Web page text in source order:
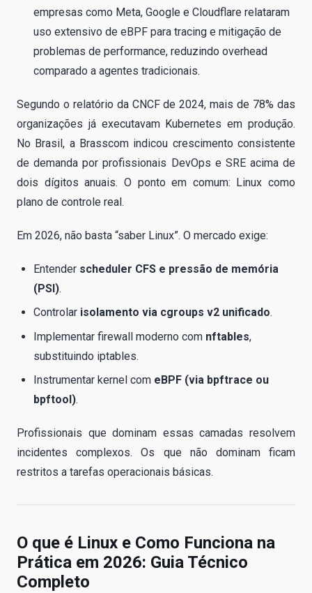
empresas como Meta, Google e Cloudflare relataram
uso extensivo de eBPF para tracing e mitigação de
problemas de performance, reduzindo overhead
comparado a agentes tradicionais.
Segundo o relatório da CNCF de 2024, mais de 78% das
organizações já executavam Kubernetes em produção.
No Brasil, a Brasscom indicou crescimento consistente
de demanda por profissionais DevOps e SRE acima de
dois dígitos anuais. O ponto em comum: Linux como
plano de controle real.
Em 2026, não basta “saber Linux”. O mercado exige:
Entender scheduler CFS e pressão de memória
(PSI).
Controlar isolamento via cgroups v2 unificado.
Implementar firewall moderno com nftables,
substituindo iptables.
Instrumentar kernel com eBPF (via bpftrace ou
bpftool).
Profissionais que dominam essas camadas resolvem
incidentes complexos. Os que não dominam ficam
restritos a tarefas operacionais básicas.
O que é Linux e Como Funciona na
Prática em 2026: Guia Técnico
Completo